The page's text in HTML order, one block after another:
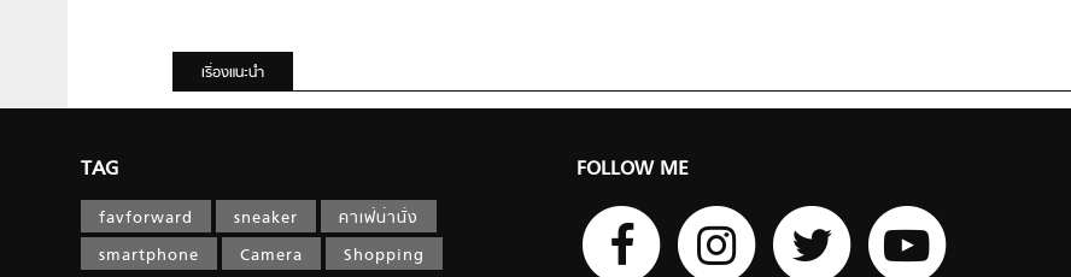
เรื่องแนะนำ
TAG
favforward sneaker
คาเฟ่น่านั่ง
smartphone
Camera Shopping
FOLLOW ME